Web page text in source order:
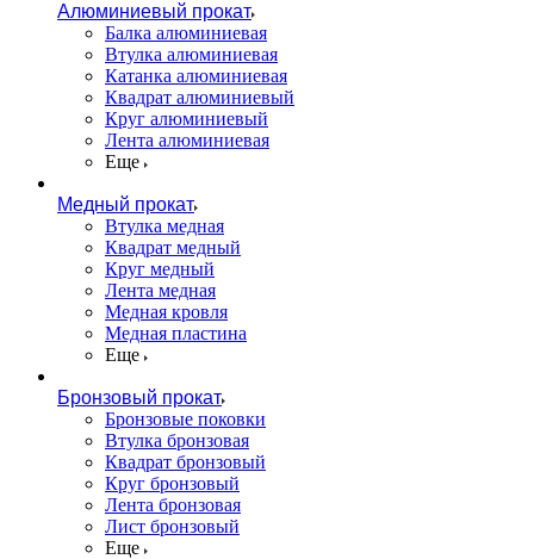
Алюминиевый прокат
Балка алюминиевая
Втулка алюминиевая
Катанка алюминиевая
Квадрат алюминиевый
Круг алюминиевый
Лента алюминиевая
Еще
Медный прокат
Втулка медная
Квадрат медный
Круг медный
Лента медная
Медная кровля
Медная пластина
Еще
Бронзовый прокат
Бронзовые поковки
Втулка бронзовая
Квадрат бронзовый
Круг бронзовый
Лента бронзовая
Лист бронзовый
Еще